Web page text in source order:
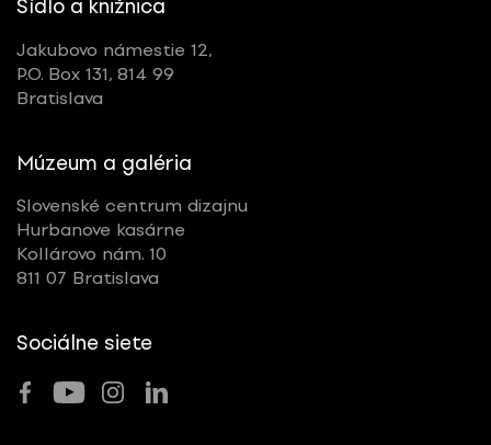
Sídlo a knižnica
Jakubovo námestie 12,
P.O. Box 131, 814 99
Bratislava
Múzeum a galéria
Slovenské centrum dizajnu
Hurbanove kasárne
Kollárovo nám. 10
811 07 Bratislava
Sociálne siete